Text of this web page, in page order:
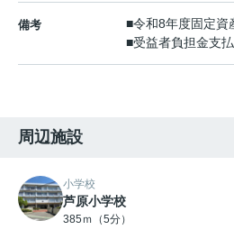
備考
■令和8年度固定資
■受益者負担金支
周辺施設
小学校
芦原小学校
385ｍ（5分）